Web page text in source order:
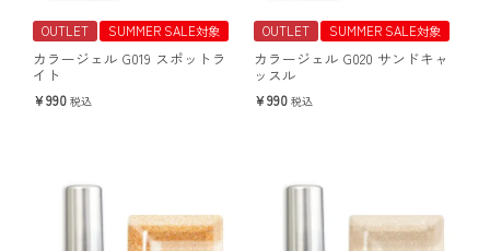
OUTLET SUMMER SALE対象
カラージェル G019 スポットラ
イト
990 税込
OUTLET SUMMER SALE対象
カラージェル G020 サンドキャ
ッスル
990 税込